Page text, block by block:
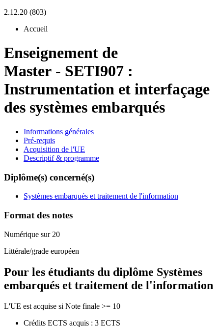
2.12.20 (803)
Accueil
Enseignement de
Master - SETI907 :
Instrumentation et interfaçage
des systèmes embarqués
Informations générales
Pré-requis
Acquisition de l'UE
Descriptif & programme
Diplôme(s) concerné(s)
Systèmes embarqués et traitement de l'information
Format des notes
Numérique sur 20
Littérale/grade européen
Pour les étudiants du diplôme Systèmes
embarqués et traitement de l'information
L'UE est acquise si Note finale >= 10
Crédits ECTS acquis : 3 ECTS